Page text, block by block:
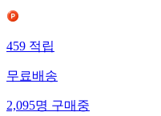
459적립
무료배송
2,095명구매중